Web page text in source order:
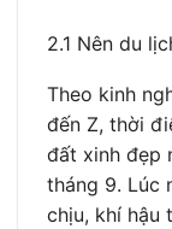
2.1 Nên du
Theo kinh
đến Z, thời
đất xinh đẹp
tháng 9. Lúc
chịu, khí hậu